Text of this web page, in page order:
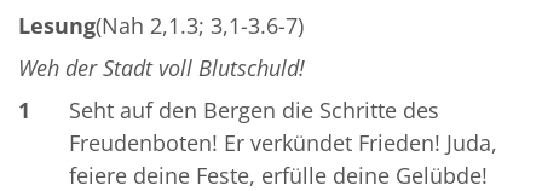
Lesung(Nah 2,1.3; 3,1-3.6-7)
Weh der Stadt voll Blutschuld!
1
Seht auf den Bergen die Schritte des
Freudenboten! Er verkündet Frieden! Juda,
feiere deine Feste, erfülle deine Gelübde!